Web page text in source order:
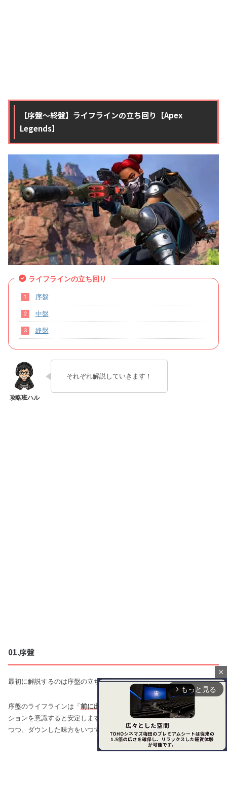
【序盤〜終盤】ライフラインの立ち回り【Apex
Legends】
ライフラインの立ち回り
序盤
中盤
終盤
それぞれ解説していきます！
01.序盤
最初に解説するのは序盤の立ち回りです。
序盤のライフラインは「前に出すぎない前線寄りサポート」というポジ
ションを意識すると安定します。火力キャラと同じラインまで顔を出し
つつ、ダウンした味方をいつでも起こせるポジション取りが大事です。
close
arrow_forward_ios もっと見る